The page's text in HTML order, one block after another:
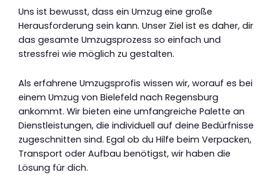
Uns ist bewusst, dass ein Umzug eine große
Herausforderung sein kann. Unser Ziel ist es daher, dir
das gesamte Umzugsprozess so einfach und
stressfrei wie möglich zu gestalten.
Als erfahrene Umzugsprofis wissen wir, worauf es bei
einem Umzug von Bielefeld nach Regensburg
ankommt. Wir bieten eine umfangreiche Palette an
Dienstleistungen, die individuell auf deine Bedürfnisse
zugeschnitten sind. Egal ob du Hilfe beim Verpacken,
Transport oder Aufbau benötigst, wir haben die
Lösung für dich.